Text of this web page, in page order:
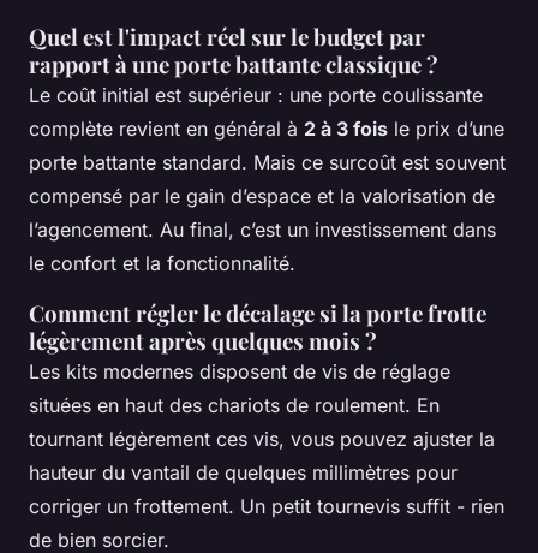
Quel est l'impact réel sur le budget par
rapport à une porte battante classique ?
Le coût initial est supérieur : une porte coulissante
complète revient en général à 2 à 3 fois le prix d’une
porte battante standard. Mais ce surcoût est souvent
compensé par le gain d’espace et la valorisation de
l’agencement. Au final, c’est un investissement dans
le confort et la fonctionnalité.
Comment régler le décalage si la porte frotte
légèrement après quelques mois ?
Les kits modernes disposent de vis de réglage
situées en haut des chariots de roulement. En
tournant légèrement ces vis, vous pouvez ajuster la
hauteur du vantail de quelques millimètres pour
corriger un frottement. Un petit tournevis suffit - rien
de bien sorcier.